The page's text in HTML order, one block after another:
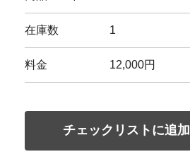
在庫数 1
料金 12,000円
チェックリストに追加